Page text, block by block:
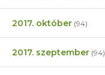
2017. október (94)
2017. szeptember (94)